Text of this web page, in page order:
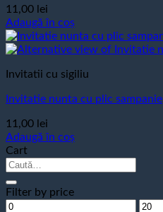
11,00 lei
Adaugă în coș
Invitatii cu sigiliu
Invitatie nunta cu plic sampanie
11,00 lei
Adaugă în coș
Cart
Caută
Filter by price
Preț
Preț